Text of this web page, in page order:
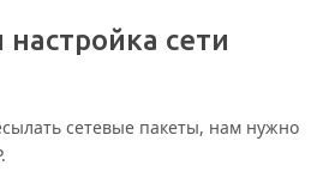
сети
сетевые пакеты, нам нужно